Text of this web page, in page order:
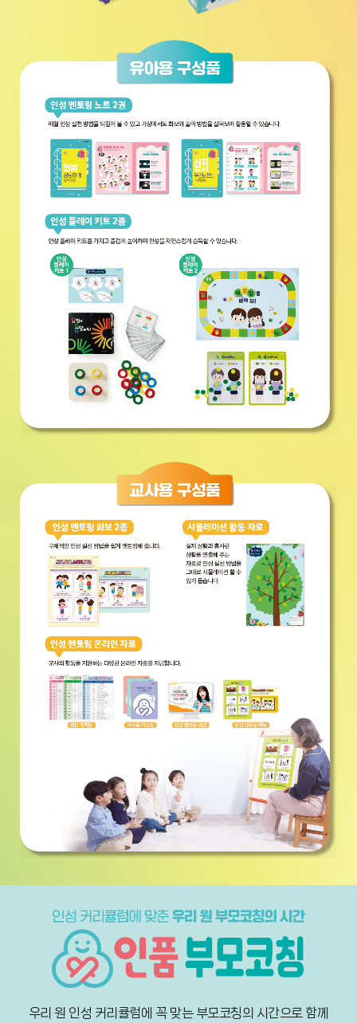
우리 원 인성 커리큘럼에 꼭 맞는 부모코칭의 시간으로 함께